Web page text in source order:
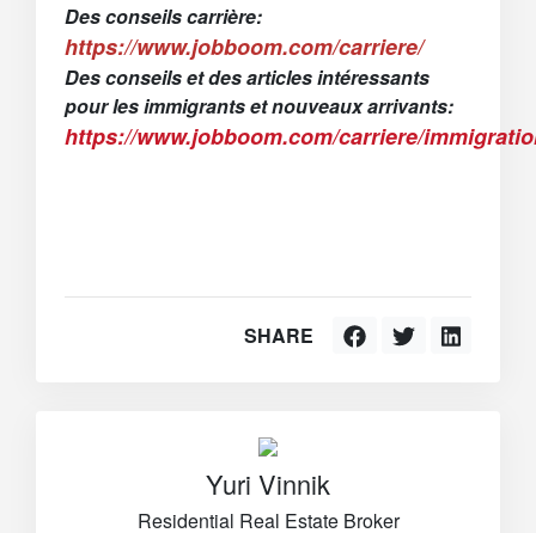
Des conseils carrière:
https://www.jobboom.com/carriere/
Des conseils et des articles intéressants
pour les immigrants et nouveaux arrivants:
https://www.jobboom.com/carriere/
SHARE
Yuri Vinnik
Residential Real Estate Broker